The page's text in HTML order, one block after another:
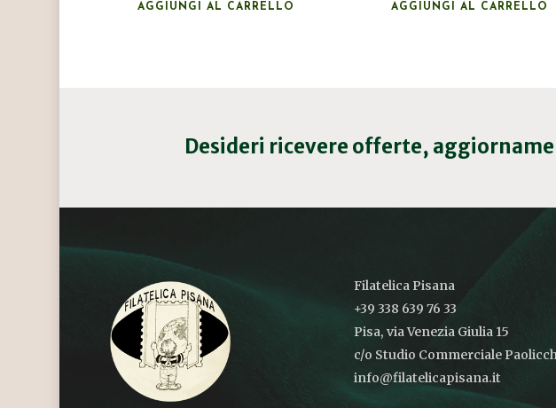
AGGIUNGI AL CARRELLO AGGIUNGI AL CARRELLO
Desideri ricevere offerte,
Filatelica Pisana
+39 338 639 76 33
Pisa, via Venezia Giulia 15
c/o Studio Commerciale
info@filatelicapisana.it